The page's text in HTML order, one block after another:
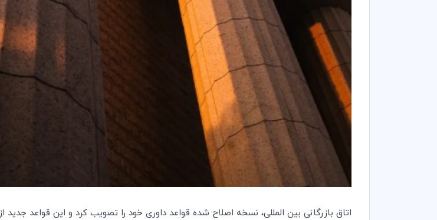
اتاق بازرگانی بین المللی، نسخه اصلاح شده قواعد داوری خود را تصویب کرد و این قواعد جدید از ۱ ژوئن ۲۰۲۶ لازم‌الاجرا خواهند شد.